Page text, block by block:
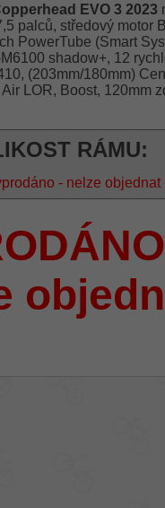
EVO 3 2023
palců, středový motor
PowerTube (Smart
shadow+, 12
(203mm/180mm)
LOR, Boost, 120mm
RÁMU:
- nelze objednat